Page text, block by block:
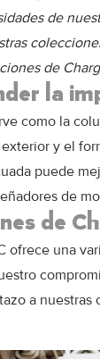
de
de
la
como la
y el
puede
de
de
ofrece una
a